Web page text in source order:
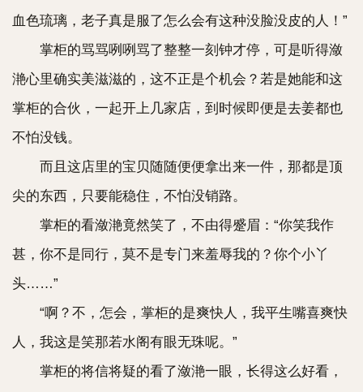
血色琉璃，老子真是服了怎么会有这种没脸没皮的人！”
掌柜的骂骂咧咧骂了整整一刻钟才停，可是听得潋
滟心里确实美滋滋的，这不正是个机会？若是她能和这
掌柜的合伙，一起开上几家店，到时候即便是去姜都也
不怕没钱。
而且这店里的宝贝随随便便拿出来一件，那都是顶
尖的东西，只要能稳住，不怕没销路。
掌柜的看潋滟竟然笑了，不由得蹙眉：“你笑我作
甚，你不是同行，莫不是专门来羞辱我的？你个小丫
头……”
“啊？不，怎会，掌柜的是爽快人，我平生嘴喜爽快
人，我这是笑那若水阁有眼无珠呢。”
掌柜的将信将疑的看了潋滟一眼，长得这么好看，